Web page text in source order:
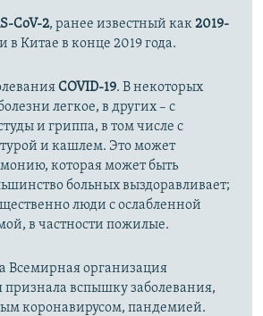
CoV-2, ранее известный как2019-
в Китае в конце 2019 года.
COVID-19. В некоторых
легкое, в других – с
и гриппа, в том числе с
и кашлем. Это может
которая может быть
больных выздоравливает;
люди с ослабленной
в частности пожилые.
Всемирная организация
признала вспышку заболевания,
коронавирусом, пандемией.